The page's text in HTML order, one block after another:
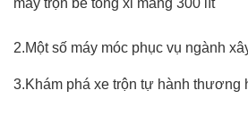
máy trộn bê tông xi măng 300 lít
2.Một số máy móc phục vụ ngành
3.Khám phá xe trộn tự hành thương